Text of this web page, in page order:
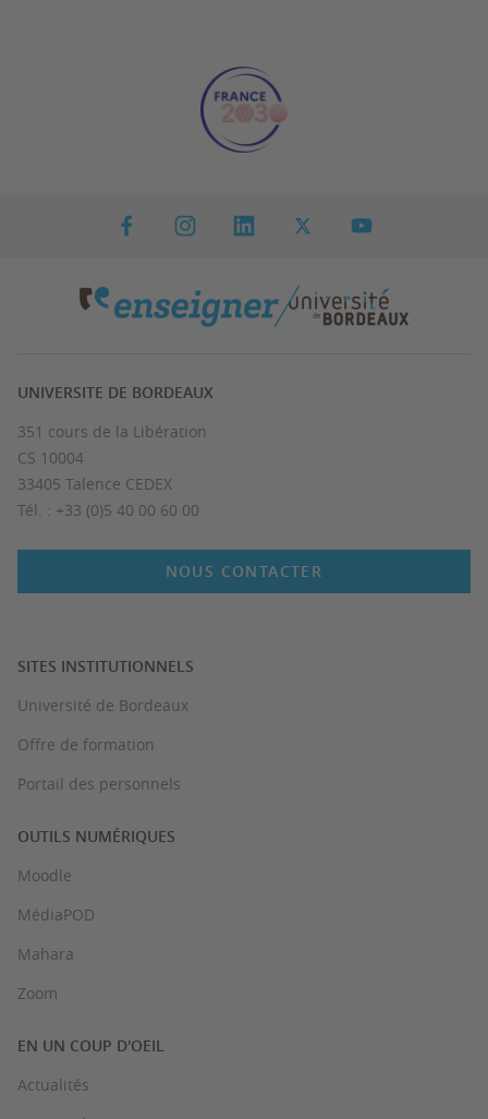
UNIVERSITE DE BORDEAUX
351 cours de la Libération
CS 10004
33405 Talence CEDEX
Tél. : +33 (0)5 40 00 60 00
NOUS CONTACTER
SITES INSTITUTIONNELS
Université de Bordeaux
Offre de formation
Portail des personnels
OUTILS NUMÉRIQUES
Moodle
MédiaPOD
Mahara
Zoom
EN UN COUP D'OEIL
Actualités